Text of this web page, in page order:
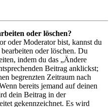
oder löschen?
oder Moderator bist, kannst du
oder löschen. Du
indem du das „Ändere
Beitrag anklickst;
begrenzten Zeitraum nach
bereits jemand auf deinen
dein Beitrag in der
gekennzeichnet. Es wird